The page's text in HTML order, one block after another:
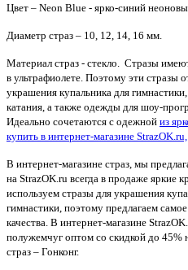
Цвет – Neon Blue - ярко-синий
Диаметр страз – 10, 12, 14, 16 мм.
Материал страз - стекло. Стразы
в ультрафиолете. Поэтому эти стразы
украшения купальника для
катания, а также одежды для шоу-
Идеально сочетаются с одежной из
купить в интернет-магазине StrazOK.ru,
В интернет-магазине страз, мы
на StrazOK.ru всегда в продаже яркие
используем стразы для украшения
гимнастики, поэтому предлагаем
качества. В интернет-магазине
полужемчуг оптом со скидкой до 45%
страз – Гонконг.